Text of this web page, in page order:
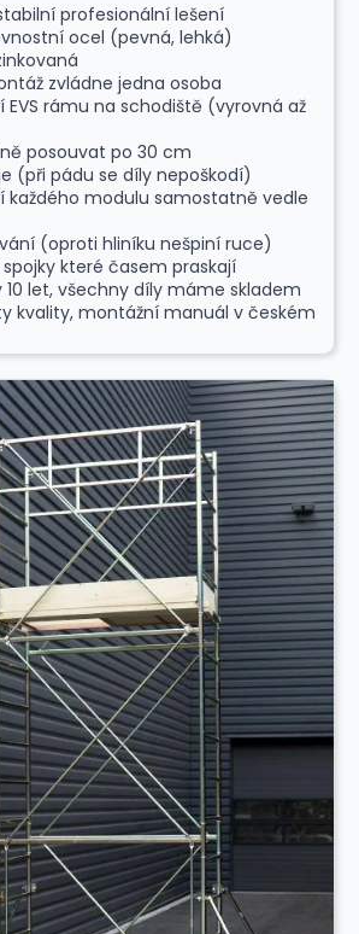
profesionální lešení
ocel (pevná, lehká)
zvládne jedna osoba
rámu na schodiště (vyrovná až
posouvat po 30 cm
(při pádu se díly nepoškodí)
každého modulu samostatně vedle
(oproti hliníku nešpiní ruce)
které časem praskají
10 let, všechny díly máme skladem
kvality, montážní manuál v českém